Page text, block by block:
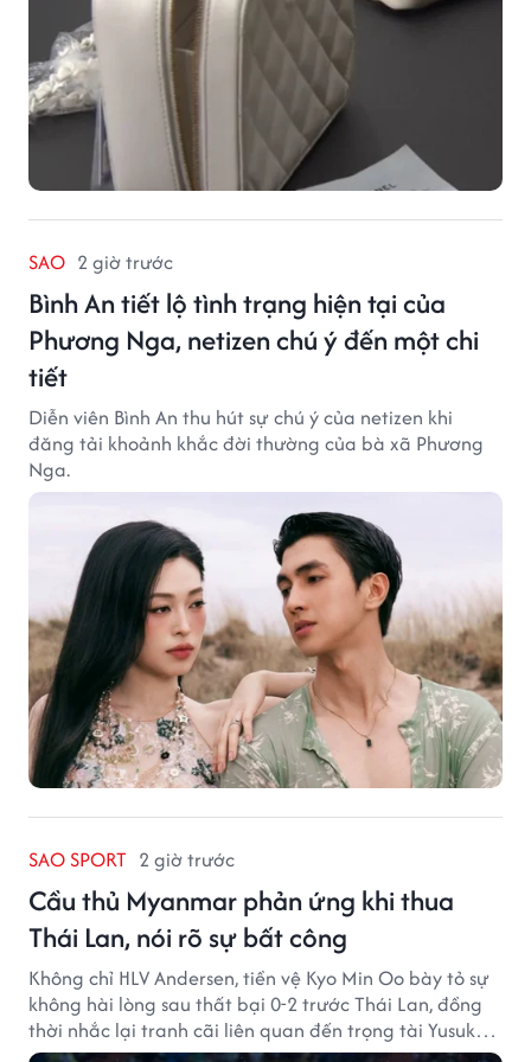
SAO 2 giờ trước
Bình An tiết lộ tình trạng hiện tại của
Phương Nga, netizen chú ý đến một chi
tiết
Diễn viên Bình An thu hút sự chú ý của netizen khi
đăng tải khoảnh khắc đời thường của bà xã Phương
Nga.
SAO SPORT 2 giờ trước
Cầu thủ Myanmar phản ứng khi thua
Thái Lan, nói rõ sự bất công
Không chỉ HLV Andersen, tiền vệ Kyo Min Oo bày tỏ sự
không hài lòng sau thất bại 0-2 trước Thái Lan, đồng
thời nhắc lại tranh cãi liên quan đến trọng tài Yusuke
Ohashi.